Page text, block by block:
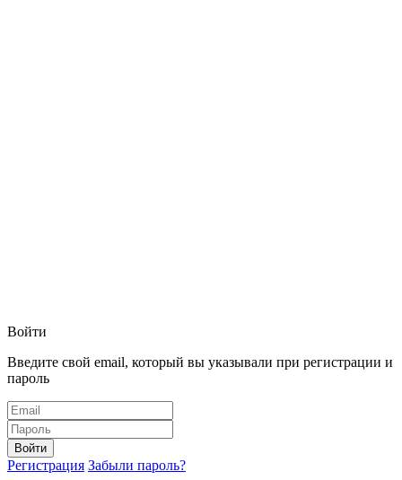
Войти
Введите свой email, который вы указывали при регистрации и
пароль
Войти
Регистрация Забыли пароль?